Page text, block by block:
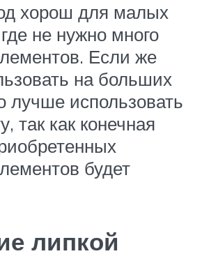
хорош для малых
не нужно много
Если же
на больших
лучше использовать
так как конечная
будет
липкой